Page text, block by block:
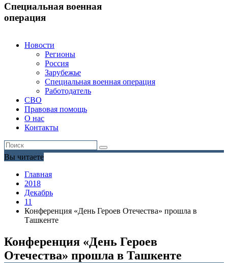
Специальная военная
операция
Новости
Регионы
Россия
Зарубежье
Специальная военная операция
Работодатель
СВО
Правовая помощь
О нас
Контакты
Вы читаете
Главная
2018
Декабрь
11
Конференция «День Героев Отечества» прошла в
Ташкенте
Конференция «День Героев
Отечества» прошла в Ташкенте